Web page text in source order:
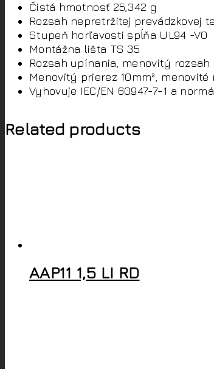
Čistá hmotnosť 25,342 g
Rozsah nepretržitej prevádzkovej
Stupeň horľavosti spĺňa UL94 -V0
Montážna lišta TS 35
Rozsah upínania, menovitý rozsah
Menovitý prierez 10mm²,
Vyhovuje IEC/EN 60947-7-1 a
Related products
AAP11 1,5 LI RD